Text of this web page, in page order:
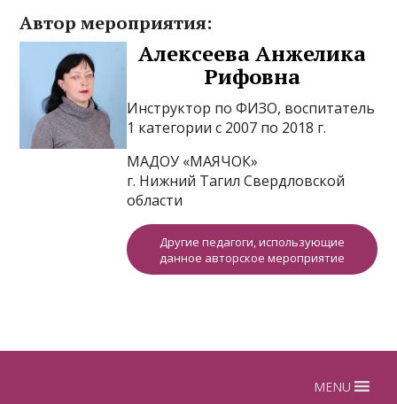
Автор мероприятия:
Алексеева Анжелика
Рифовна
Инструктор по ФИЗО, воспитатель
1 категории с 2007 по 2018 г.
МАДОУ «МАЯЧОК»
г. Нижний Тагил Свердловской
области
Другие педагоги, использующие
данное авторское мероприятие
MENU